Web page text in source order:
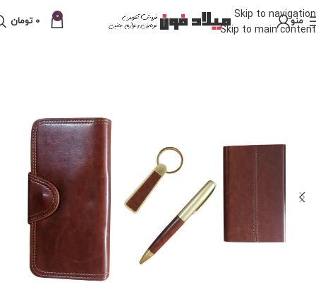
Skip to navigation
Skip to main content
منو 0
0 تومان